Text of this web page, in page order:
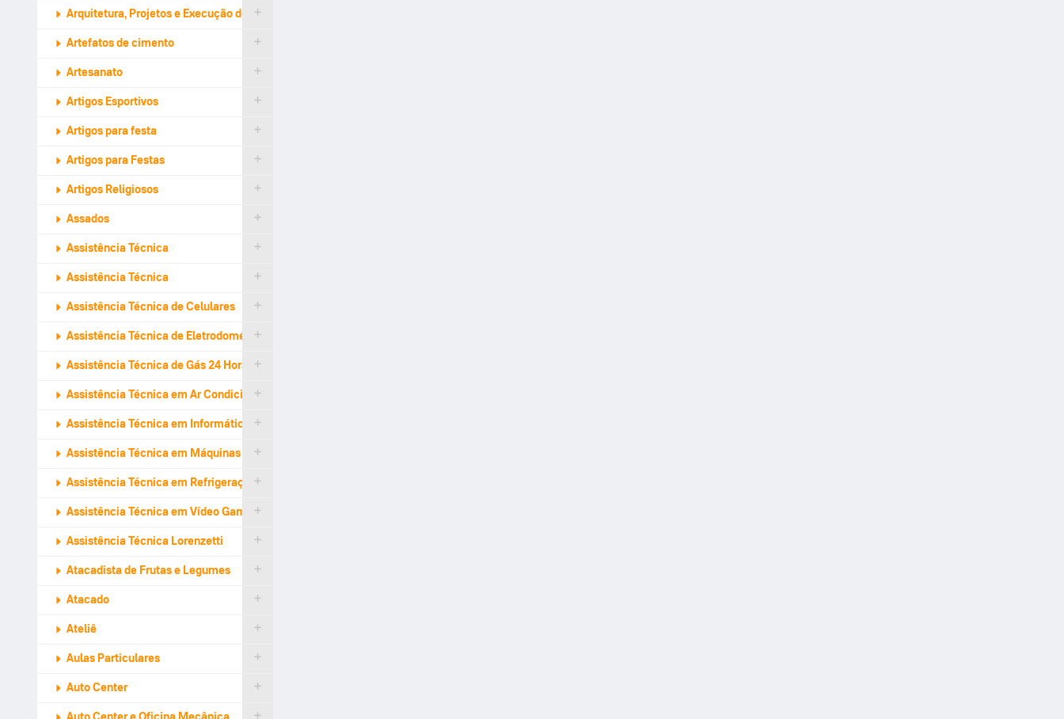
Arquitetura, Projetos e Execução de Design
Artefatos de cimento
Artesanato
Artigos Esportivos
Artigos para festa
Artigos para Festas
Artigos Religiosos
Assados
Assistência Técnica
Assistência Técnica
Assistência Técnica de Celulares
Assistência Técnica de Eletrodomésticos
Assistência Técnica de Gás 24 Horas
Assistência Técnica em Ar Condicionado
Assistência Técnica em Informática
Assistência Técnica em Máquinas de Lavar
Assistência Técnica em Refrigeração
Assistência Técnica em Vídeo Games
Assistência Técnica Lorenzetti
Atacadista de Frutas e Legumes
Atacado
Ateliê
Aulas Particulares
Auto Center
Auto Center e Oficina Mecânica